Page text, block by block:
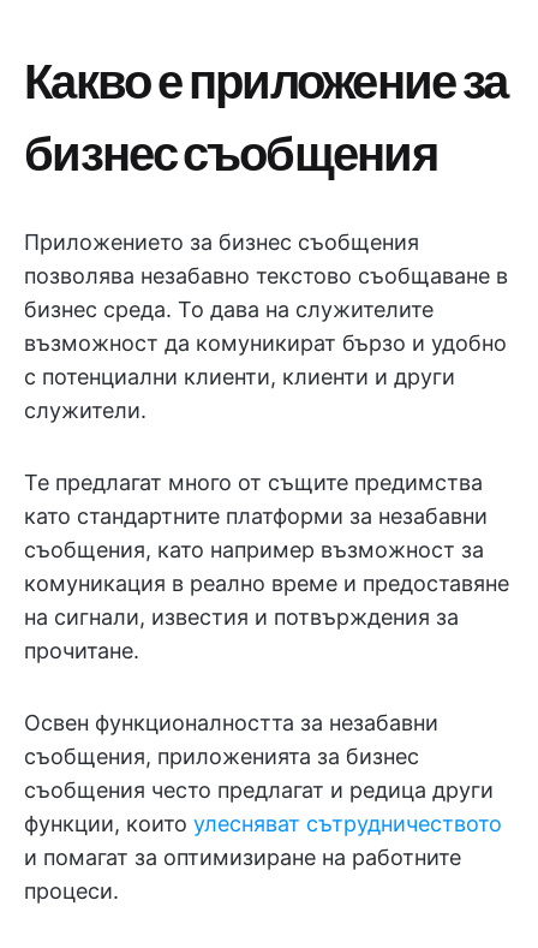
Какво е приложение за
бизнес съобщения
Приложението за бизнес съобщения
позволява незабавно текстово съобщаване в
бизнес среда. То дава на служителите
възможност да комуникират бързо и удобно
с потенциални клиенти, клиенти и други
служители.
Те предлагат много от същите предимства
като стандартните платформи за незабавни
съобщения, като например възможност за
комуникация в реално време и предоставяне
на сигнали, известия и потвърждения за
прочитане.
Освен функционалността за незабавни
съобщения, приложенията за бизнес
съобщения често предлагат и редица други
функции, които улесняват сътрудничеството
и помагат за оптимизиране на работните
процеси.